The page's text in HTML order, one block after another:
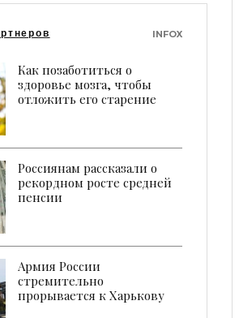
INFOX
Как позаботиться о
здоровье мозга, чтобы
отложить его старение
Россиянам рассказали о
рекордном росте средней
пенсии
Армия России
стремительно
прорывается к Харькову